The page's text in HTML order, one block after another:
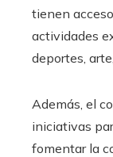
tienen
actividades
deportes,
Además, el
iniciativas
fomentar la